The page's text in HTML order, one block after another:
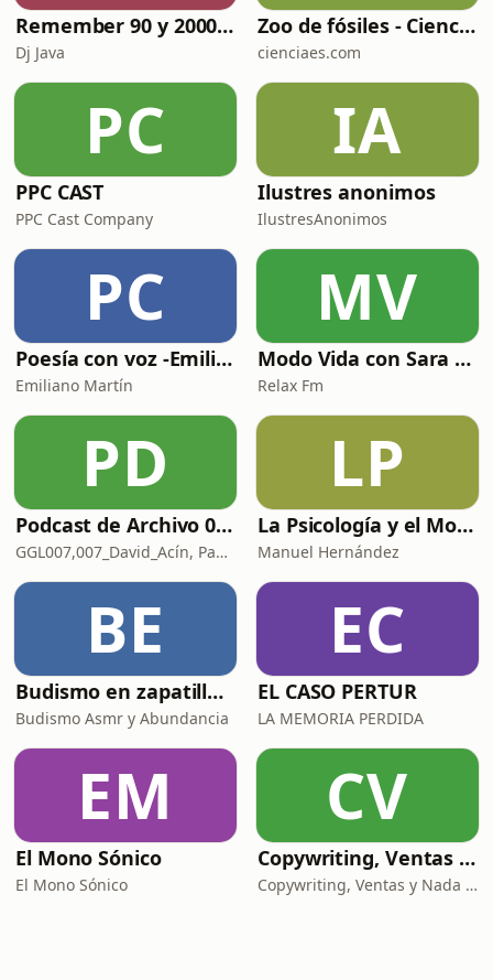
Remember 90 y 2000 en PLAY WITH ME by Dj Java
Dj Java
Zoo de fósiles - Cienciaes.com
cienciaes.com
PC
PPC CAST
PPC Cast Company
IA
Ilustres anonimos
IlustresAnonimos
PC
Poesía con voz -Emiliano Martín- Podcasts
Emiliano Martín
MV
Modo Vida con Sara Manzaneque
Relax Fm
PD
Podcast de Archivo 007
GGL007,007_David_Acín, Pablo_Ortega, 58, AlbertoBond y Claalc
LP
La Psicología y el Modelo Parcuve®
Manuel Hernández
BE
Budismo en zapatillas, El budismo sin sermones
Budismo Asmr y Abundancia
EC
EL CASO PERTUR
LA MEMORIA PERDIDA
EM
El Mono Sónico
El Mono Sónico
CV
Copywriting, Ventas y Nada que perder
Copywriting, Ventas y Nada que Perder